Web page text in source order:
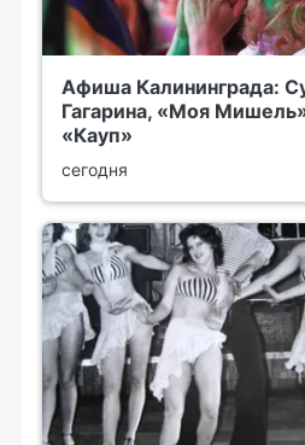
Афиша Калининграда:
Гагарина, «Моя
«Кауп»
сегодня